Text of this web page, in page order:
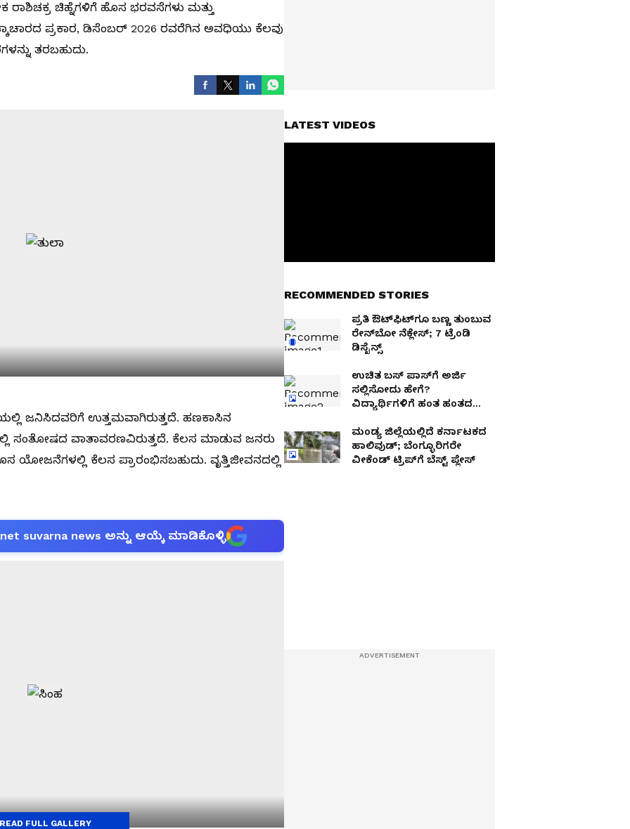
ಚಿಹ್ನೆಗಳಿಗೆ ಹೊಸ ಭರವಸೆಗಳು ಮತ್ತು
ಪ್ರಕಾರ, ಡಿಸೆಂಬರ್ 2026 ರವರೆಗಿನ ಅವಧಿಯು ಕೆಲವು
ತರಬಹುದು.
ಜನಿಸಿದವರಿಗೆ ಉತ್ತಮವಾಗಿರುತ್ತದೆ. ಹಣಕಾಸಿನ
ಸಂತೋಷದ ವಾತಾವರಣವಿರುತ್ತದೆ. ಕೆಲಸ ಮಾಡುವ ಜನರು
ಕೆಲಸ ಪ್ರಾರಂಭಿಸಬಹುದು. ವೃತ್ತಿಜೀವನದಲ್ಲಿ
suvarna news ಅನ್ನು ಆಯ್ಕೆ ಮಾಡಿಕೊಳ್ಳಿ
FULL GALLERY
LATEST VIDEOS
RECOMMENDED STORIES
ಪ್ರತಿ ಔಟ್‌ಫಿಟ್‌ಗೂ ಬಣ್ಣ ತುಂಬುವ
ರೇನ್‌ಬೋ ನೆಕ್ಲೇಸ್‌; 7 ಟ್ರೆಂಡಿ
ಡಿಸೈನ್ಸ್
ಉಚಿತ ಬಸ್​ ಪಾಸ್​ಗೆ ಅರ್ಜಿ
ಸಲ್ಲಿಸೋದು ಹೇಗೆ?
ವಿದ್ಯಾರ್ಥಿಗಳಿಗೆ ಹಂತ ಹಂತದ
ಮಂಡ್ಯ ಜಿಲ್ಲೆಯಲ್ಲಿದೆ ಕರ್ನಾಟಕದ
ಹಾಲಿವುಡ್; ಬೆಂಗ್ಳೂರಿಗರೇ
ವೀಕೆಂಡ್‌ ಟ್ರಿಪ್‌ಗೆ ಬೆಸ್ಟ್ ಪ್ಲೇಸ್